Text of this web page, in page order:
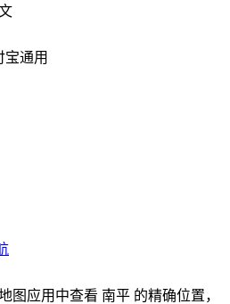
宝通用
图应用中查看 南平 的精确位置，